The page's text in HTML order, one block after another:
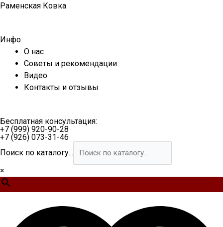
Перейти
Раменская Ковка
Инфо
О нас
Советы и рекомендации
Видео
Контакты и отзывы
Бесплатная консультация:
+7 (999) 920-90-28
+7 (926) 073-31-46
Поиск по каталогу...
×